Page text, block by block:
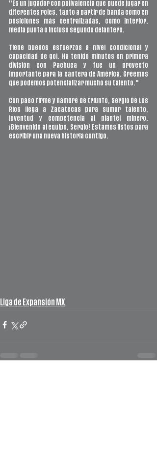
"Es un jugador con polivalencia que puede jugar en
diferentes roles, tanto a partir de banda como en
posiciones más centralizadas, como interior,
media punta o incluso segundo delantero.
Tiene buenos esfuerzos a nivel condicional y
capacidad de gol. Ha tenido minutos en primera
división con Pachuca y fue un proyecto
importante para la cantera de América. Creemos
que podemos potencializar mucho su talento."
Con paso firme y hambre de triunfo, Sergio De Los
Ríos llega a Zacatecas para sumar talento,
juventud y competencia al plantel minero.
¡Bienvenido al equipo, Sergio! Estamos listos para
escribir una nueva historia contigo.
Liga de Expansión MX